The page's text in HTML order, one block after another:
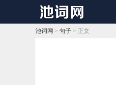
池词网 > 句子 > 正文